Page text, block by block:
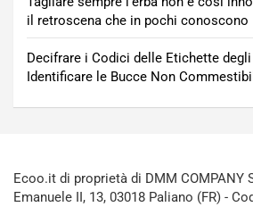
il retroscena che in pochi conoscono
Decifrare i Codici delle Etichette
Identificare le Bucce Non
Ecoo.it di proprietà di DMM COMPANY
Emanuele II, 13, 03018 Paliano (FR) -